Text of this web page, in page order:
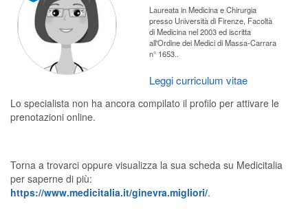
Massa (MS)
Prenota una visita
Ricerca specialisti
Consulti online
Per gli specialisti
Planner e rubrica in cloud
Segreteria virtuale
Laureata in Medicina e Chirurgia
presso Università di Firenze, Facoltà
di Medicina nel 2003 ed iscritta
all'Ordine dei Medici di Massa-Carrara
n° 1653..
Leggi curriculum vitae
Lo specialista non ha ancora compilato il profilo per attivare le
prenotazioni online.
Torna a trovarci oppure visualizza la sua scheda su Medicitalia
per saperne di più:
https://www.medicitalia.it/ginevra.migliori/.